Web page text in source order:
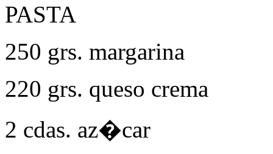
PASTA
250 grs. margarina
220 grs. queso crema
2 cdas. az�car